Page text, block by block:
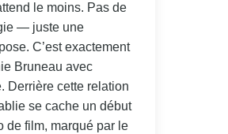
le moins. Pas de
— juste une
C’est exactement
Bruneau avec
Derrière cette relation
se cache un début
de film, marqué par le